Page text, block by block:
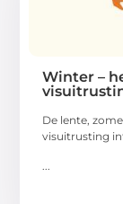
Winter –
De lente,
visuitrusting